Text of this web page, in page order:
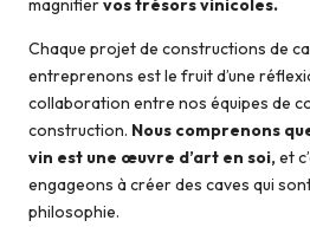
magnifiervos trésors vinicoles.
Chaque projet de constructions de
entreprenons est le fruit d’une
collaboration entre nos équipes de
construction. Nous comprenons
vin est une œuvre d’art en soi,et
engageons à créer des caves qui
philosophie.